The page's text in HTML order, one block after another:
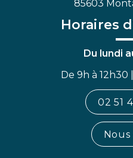
85603
Horaires
Du lundi
De 9h à 12h30
02 51